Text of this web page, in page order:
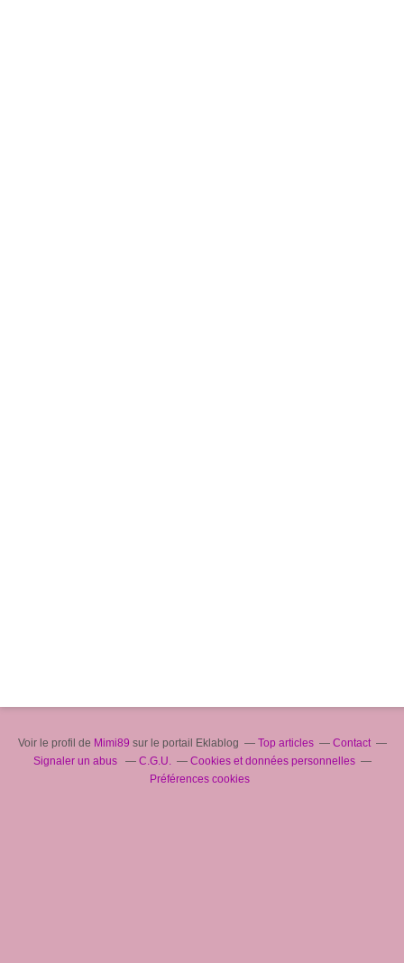
Voir le profil de Mimi89 sur le portail Eklablog Top articles
Contact
Signaler un abus
C.G.U.
Cookies et données personnelles
Préférences cookies